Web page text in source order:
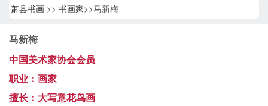
萧县书画>> 书画家>>马新梅
马新梅
中国美术家协会会员
职业：画家
擅长：大写意花鸟画